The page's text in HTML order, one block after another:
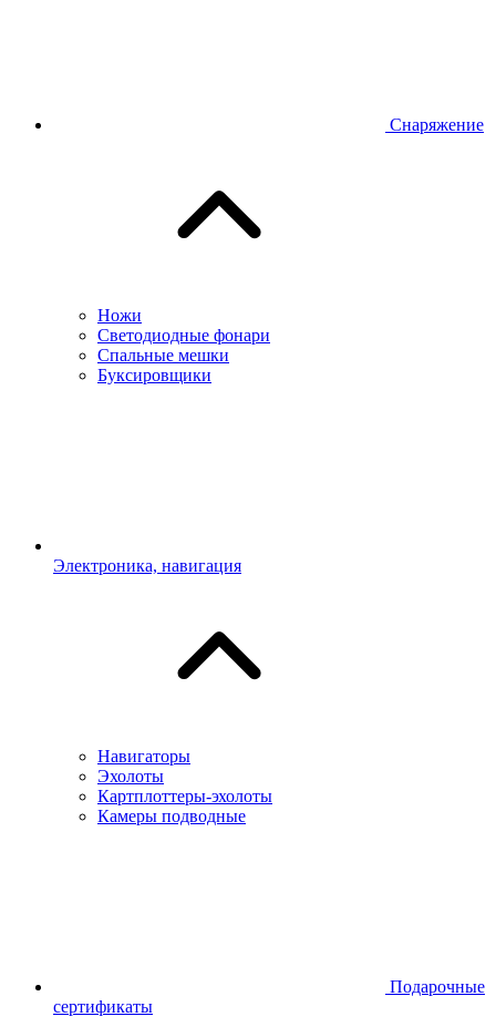
Снаряжение
Ножи
Светодиодные фонари
Спальные мешки
Буксировщики
Электроника, навигация
Навигаторы
Эхолоты
Картплоттеры-эхолоты
Камеры подводные
Подарочные
сертификаты